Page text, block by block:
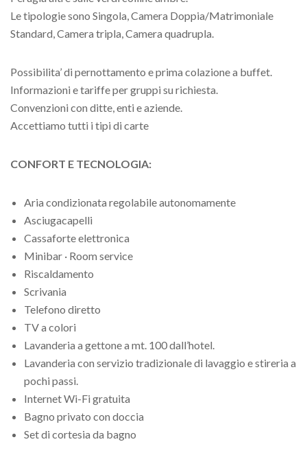
Le tipologie sono Singola, Camera Doppia/Matrimoniale
Standard, Camera tripla, Camera quadrupla.
Possibilita’ di pernottamento e prima colazione a buffet.
Informazioni e tariffe per gruppi su richiesta.
Convenzioni con ditte, enti e aziende.
Accettiamo tutti i tipi di carte
CONFORT E TECNOLOGIA:
Aria condizionata regolabile autonomamente
Asciugacapelli
Cassaforte elettronica
Minibar · Room service
Riscaldamento
Scrivania
Telefono diretto
TV a colori
Lavanderia a gettone a mt. 100 dall’hotel.
Lavanderia con servizio tradizionale di lavaggio e stireria a
pochi passi.
Internet Wi-Fi gratuita
Bagno privato con doccia
Set di cortesia da bagno